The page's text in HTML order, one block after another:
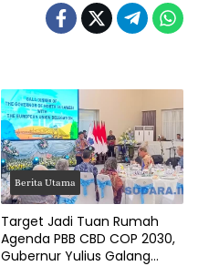
Berita Utama
Target Jadi Tuan Rumah
Agenda PBB CBD COP 2030,
Gubernur Yulius Galang